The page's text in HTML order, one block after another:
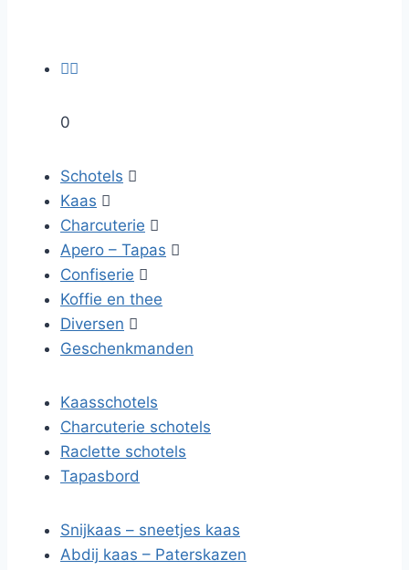

0
Schotels 
Kaas 
Charcuterie 
Apero – Tapas 
Confiserie 
Koffie en thee
Diversen 
Geschenkmanden
Kaasschotels
Charcuterie schotels
Raclette schotels
Tapasbord
Snijkaas – sneetjes kaas
Abdij kaas – Paterskazen